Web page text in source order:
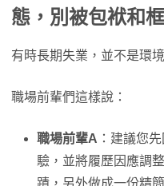
態，別被包袱和
有時長期失業，並不是環
職場前輩們這樣說：
職場前輩A ：建議您
驗，並將履歷因應調
蹟，另外做成一份精